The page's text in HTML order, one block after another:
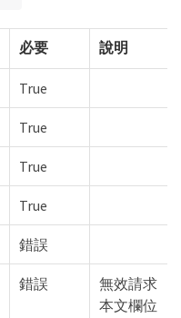
必要 說明
True
True
True
True
錯誤
錯誤
無效請求
本文欄位